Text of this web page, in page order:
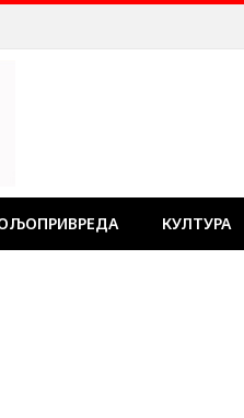
КУЛТУРА